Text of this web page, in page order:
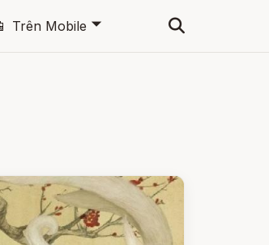
📱 Trên Mobile 🞃